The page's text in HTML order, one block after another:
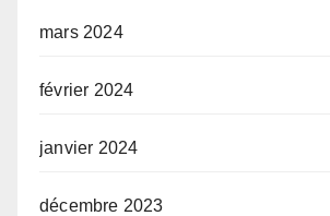
mars 2024
février 2024
janvier 2024
décembre 2023